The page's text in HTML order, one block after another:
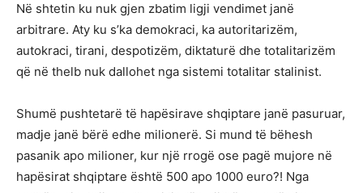
Në shtetin ku nuk gjen zbatim ligji vendimet janë
arbitrare. Aty ku s’ka demokraci, ka autoritarizëm,
autokraci, tirani, despotizëm, diktaturë dhe totalitarizëm
që në thelb nuk dallohet nga sistemi totalitar stalinist.
Shumë pushtetarë të hapësirave shqiptare janë pasuruar,
madje janë bërë edhe milionerë. Si mund të bëhesh
pasanik apo milioner, kur një rrogë ose pagë mujore në
hapësirat shqiptare është 500 apo 1000 euro?! Nga